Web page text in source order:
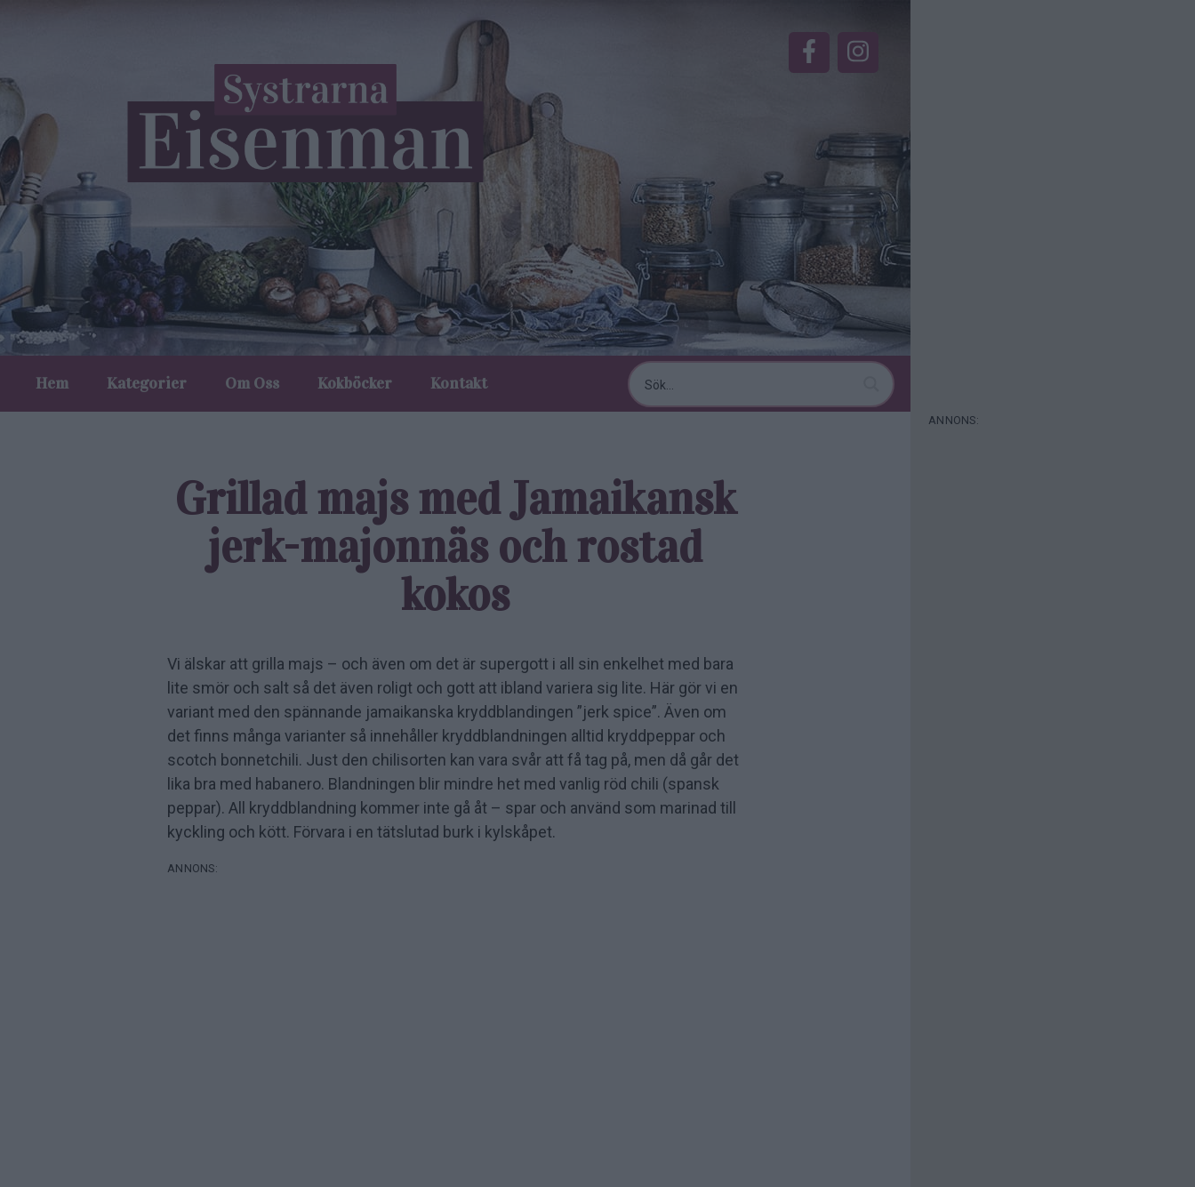
Hem Kategorier Om Oss Kokböcker Kontakt
Grillad majs med Jamaikansk
jerk-majonnäs och rostad
kokos
Vi älskar att grilla majs – och även om det är supergott i all sin enkelhet med bara
lite smör och salt så det även roligt och gott att ibland variera sig lite. Här gör vi en
variant med den spännande jamaikanska kryddblandingen ”jerk spice”. Även om
det finns många varianter så innehåller kryddblandningen alltid kryddpeppar och
scotch bonnet­chili. Just den chilisorten kan vara svår att få tag på, men då går det
lika bra med habanero. Blandningen blir mindre het med vanlig röd chili (spansk
peppar). All kryddblandning kommer inte gå åt – spar och använd som marinad till
kyckling och kött. Förvara i en tätslutad burk i kylskåpet.